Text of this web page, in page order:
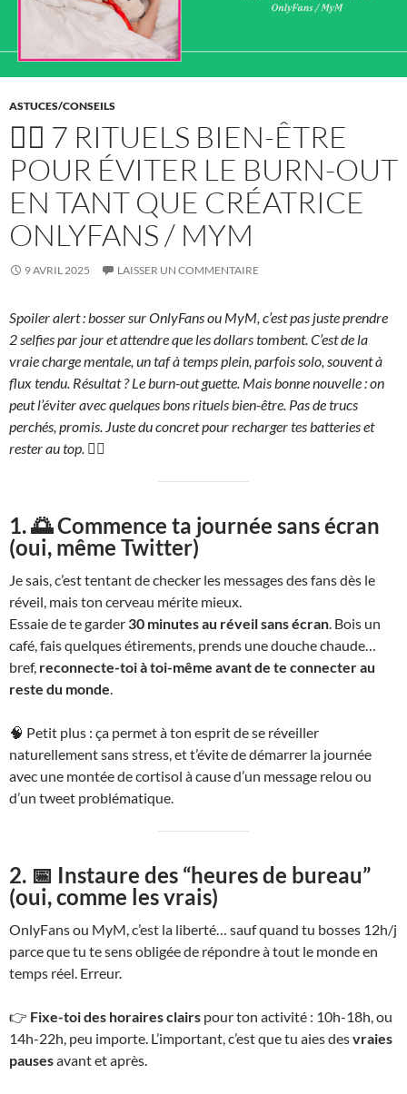
ASTUCES/CONSEILS
🧘‍♀️ 7 RITUELS BIEN-ÊTRE
POUR ÉVITER LE BURN-OUT
EN TANT QUE CRÉATRICE
ONLYFANS / MYM
9 AVRIL 2025 LAISSER UN COMMENTAIRE
Spoiler alert : bosser sur OnlyFans ou MyM, c’est pas juste prendre
2 selfies par jour et attendre que les dollars tombent. C’est de la
vraie charge mentale, un taf à temps plein, parfois solo, souvent à
flux tendu. Résultat ? Le burn-out guette. Mais bonne nouvelle : on
peut l’éviter avec quelques bons rituels bien-être. Pas de trucs
perchés, promis. Juste du concret pour recharger tes batteries et
rester au top. 💆‍♀️
1. 🌅 Commence ta journée sans écran
(oui, même Twitter)
Je sais, c’est tentant de checker les messages des fans dès le
réveil, mais ton cerveau mérite mieux.
Essaie de te garder 30 minutes au réveil sans écran. Bois un
café, fais quelques étirements, prends une douche chaude…
bref, reconnecte-toi à toi-même avant de te connecter au
reste du monde.
🧠 Petit plus : ça permet à ton esprit de se réveiller
naturellement sans stress, et t’évite de démarrer la journée
avec une montée de cortisol à cause d’un message relou ou
d’un tweet problématique.
2. 📅 Instaure des “heures de bureau”
(oui, comme les vrais)
OnlyFans ou MyM, c’est la liberté… sauf quand tu bosses 12h/j
parce que tu te sens obligée de répondre à tout le monde en
temps réel. Erreur.
👉 Fixe-toi des horaires clairs pour ton activité : 10h-18h, ou
14h-22h, peu importe. L’important, c’est que tu aies desvraies
pausesavant et après.